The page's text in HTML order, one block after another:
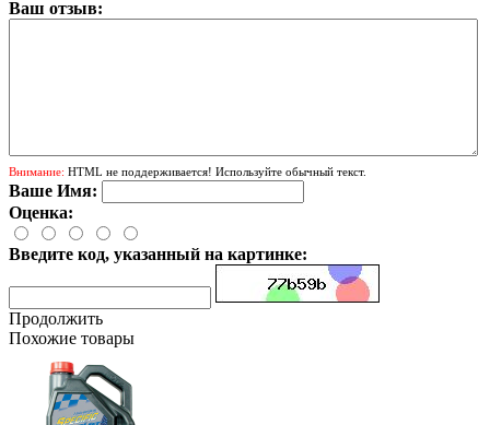
Ваш отзыв:
Внимание: HTML не поддерживается! Используйте обычный текст.
Ваше Имя:
Оценка:
Введите код, указанный на картинке:
Продолжить
Похожие товары